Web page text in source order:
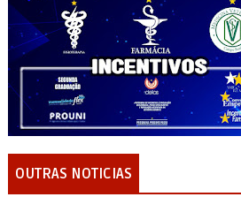
OUTRAS NOTICIAS